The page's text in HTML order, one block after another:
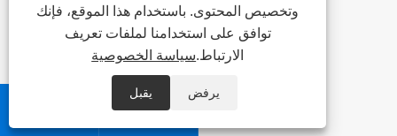

وتخصيص المحتوى. باستخدام هذا الموقع، فإنك
توافق على استخدامنا لملفات تعريف
الارتباط.سياسة الخصوصية
يرفض يقبل